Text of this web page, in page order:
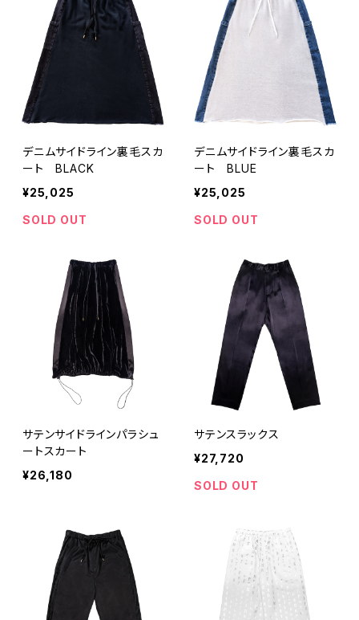
デニムサイドライン裏毛スカ
ート BLACK
¥25,025
SOLD OUT
デニムサイドライン裏毛スカ
ート BLUE
¥25,025
SOLD OUT
サテンサイドラインパラシュ
ートスカート
¥26,180
サテンスラックス
¥27,720
SOLD OUT